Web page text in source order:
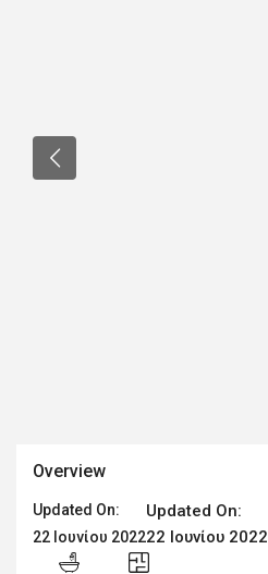
Overview
Updated On:
22 Ιουνίου 2022
Updated On:
22 Ιουνίου 2022